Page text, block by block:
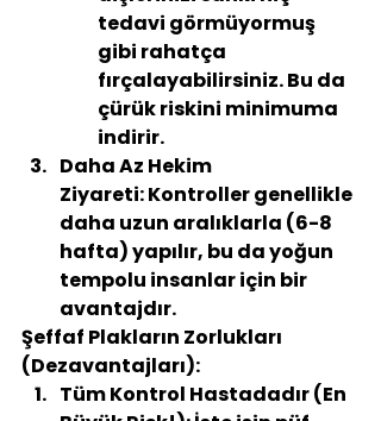
tedavi görmüyormuş
gibi rahatça
fırçalayabilirsiniz. Bu da
çürük riskini minimuma
indirir.
Daha Az Hekim
Ziyareti: Kontroller genellikle
daha uzun aralıklarla (6-8
hafta) yapılır, bu da yoğun
tempolu insanlar için bir
avantajdır.
Şeffaf Plakların Zorlukları
(Dezavantajları):
Tüm Kontrol Hastadadır (En